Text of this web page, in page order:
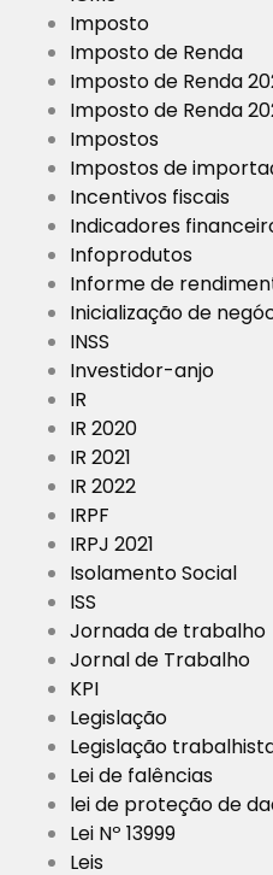
Imposto
Imposto de Renda
Imposto de Renda
Imposto de Renda
Impostos
Impostos de
Incentivos fiscais
Indicadores
Infoprodutos
Informe de
Inicialização de
INSS
Investidor-anjo
IR
IR 2020
IR 2021
IR 2022
IRPF
IRPJ 2021
Isolamento Social
ISS
Jornada de trabalho
Jornal de Trabalho
KPI
Legislação
Legislação
Lei de falências
lei de proteção de
Lei Nº 13999
Leis